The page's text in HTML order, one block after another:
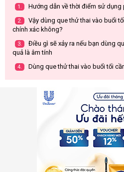
1. Hướng dẫn về thời điểm sử dụng
2.
Vậy dùng que thử thai vào buổi
chính xác không?
3.
Điều gì sẽ xảy ra nếu bạn dùng
quả là âm tính
4. Dùng que thử thai vào buổi tối